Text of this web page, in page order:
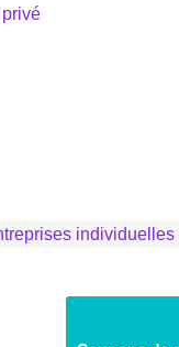
individuelles